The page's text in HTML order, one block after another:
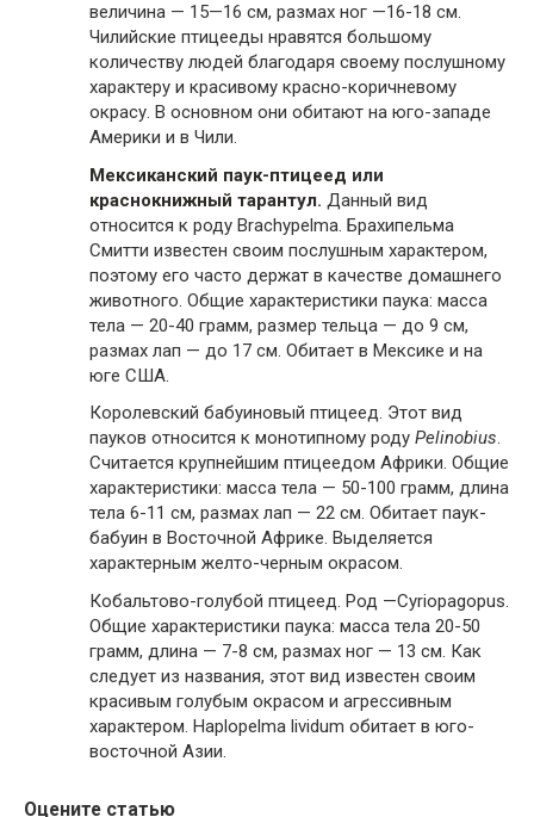
величина — 15—16 см, размах ног —16-18 см.
Чилийские птицееды нравятся большому
количеству людей благодаря своему послушному
характеру и красивому красно-коричневому
окрасу. В основном они обитают на юго-западе
Америки и в Чили.
Мексиканский паук-птицеед или
краснокнижный тарантул. Данный вид
относится к роду Brachypelma. Брахипельма
Смитти известен своим послушным характером,
поэтому его часто держат в качестве домашнего
животного. Общие характеристики паука: масса
тела — 20-40 грамм, размер тельца — до 9 см,
размах лап — до 17 см. Обитает в Мексике и на
юге США.
Королевский бабуиновый птицеед. Этот вид
пауков относится к монотипному роду Pelinobius.
Считается крупнейшим птицеедом Африки. Общие
характеристики: масса тела — 50-100 грамм, длина
тела 6-11 см, размах лап — 22 см. Обитает паук-
бабуин в Восточной Африке. Выделяется
характерным желто-черным окрасом.
Кобальтово-голубой птицеед. Род —Cyriopagopus.
Общие характеристики паука: масса тела 20-50
грамм, длина — 7-8 см, размах ног — 13 см. Как
следует из названия, этот вид известен своим
красивым голубым окрасом и агрессивным
характером. Haplopelma lividum обитает в юго-
восточной Азии.
Оцените статью